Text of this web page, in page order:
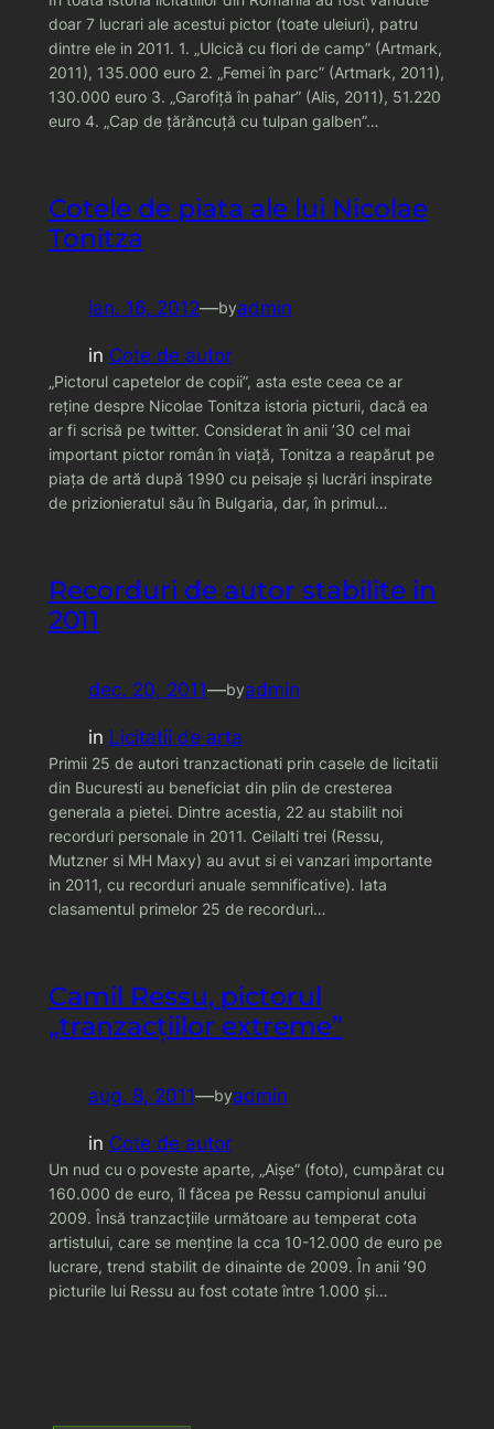
doar 7 lucrari ale acestui pictor (toate uleiuri), patru
dintre ele in 2011. 1. „Ulcică cu flori de camp” (Artmark,
2011), 135.000 euro 2. „Femei în parc” (Artmark, 2011),
130.000 euro 3. „Garofiţă în pahar” (Alis, 2011), 51.220
euro 4. „Cap de ţărăncuţă cu tulpan galben”…
Cotele de piata ale lui Nicolae
Tonitza
ian. 16, 2012—byadmin
in Cote de autor
„Pictorul capetelor de copii”, asta este ceea ce ar
reţine despre Nicolae Tonitza istoria picturii, dacă ea
ar fi scrisă pe twitter. Considerat în anii ’30 cel mai
important pictor român în viaţă, Tonitza a reapărut pe
piaţa de artă după 1990 cu peisaje şi lucrări inspirate
de prizionieratul său în Bulgaria, dar, în primul…
Recorduri de autor stabilite in
2011
dec. 20, 2011—byadmin
in Licitatii de arta
Primii 25 de autori tranzactionati prin casele de licitatii
din Bucuresti au beneficiat din plin de cresterea
generala a pietei. Dintre acestia, 22 au stabilit noi
recorduri personale in 2011. Ceilalti trei (Ressu,
Mutzner si MH Maxy) au avut si ei vanzari importante
in 2011, cu recorduri anuale semnificative). Iata
clasamentul primelor 25 de recorduri…
Camil Ressu, pictorul
„tranzacţiilor extreme”
aug. 8, 2011—byadmin
in Cote de autor
Un nud cu o poveste aparte, „Aişe” (foto), cumpărat cu
160.000 de euro, îl făcea pe Ressu campionul anului
2009. Însă tranzacţiile următoare au temperat cota
artistului, care se menţine la cca 10-12.000 de euro pe
lucrare, trend stabilit de dinainte de 2009. În anii ’90
picturile lui Ressu au fost cotate între 1.000 şi…